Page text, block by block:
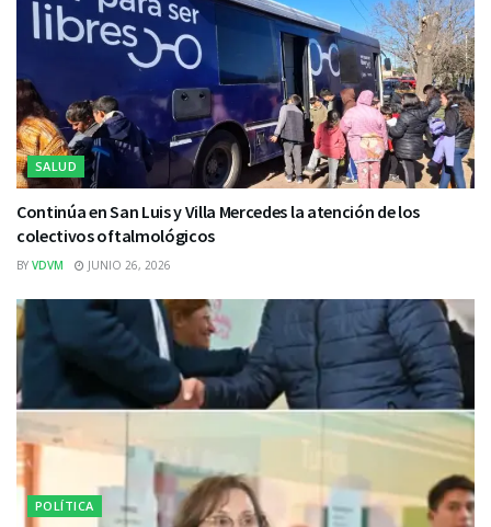
SALUD
Continúa en San Luis y Villa Mercedes la atención de los
colectivos oftalmológicos
BY VDVM JUNIO 26, 2026
POLÍTICA